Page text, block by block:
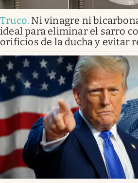
Truco. Ni vinagre ni
ideal para eliminar el sarro
orificios de la ducha y evitar